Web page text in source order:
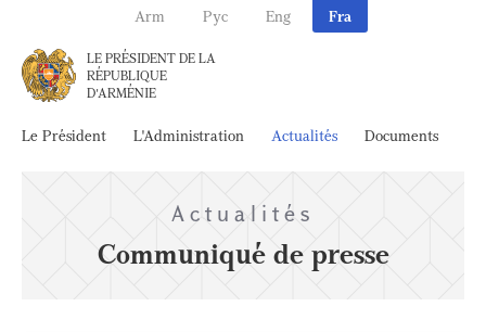
Arm Рус Eng Fra
LE PRÉSIDENT DE LA
RÉPUBLIQUE
D'ARMÉNIE
Le Président L'Administration Actualités Documents
Actualités
Communiqué de presse